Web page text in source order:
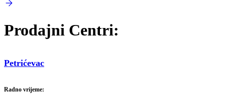
Prodajni Centri:
Petrićevac
Radno vrijeme: